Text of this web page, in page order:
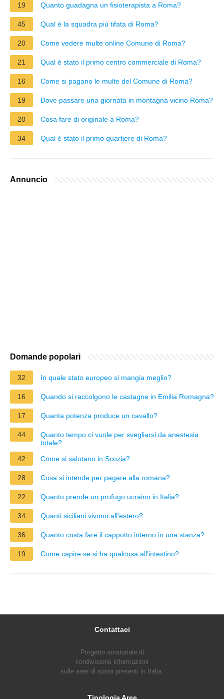
19 Quanto guadagna un fisioterapista a Roma?
45 Qual è la squadra più tifata di Roma?
20 Come vedere multe online Comune di Roma?
21 Qual è stato il primo centro commerciale di Roma?
16 Come si pagano le multe del Comune di Roma?
19 Dove passare una giornata in montagna vicino Roma?
20 Cosa fare di originale a Roma?
34 Qual è stato il primo quartiere di Roma?
Annuncio
Domande popolari
32 In quale stato europeo si mangia meglio?
16 Quando si raccolgono le castagne in Emilia Romagna?
17 Quanta potenza produce un cavallo?
44
Quanto tempo ci vuole per svegliarsi da anestesia
totale?
42
Come si salutano in Scozia?
28 Cosa si intende per pagare alla romana?
22 Quanto prende un profugo ucraino in Italia?
34 Quanti siciliani vivono all'estero?
36 Quanto costa fare il cappotto interno in una stanza?
19 Come capire se si ha qualcosa all'intestino?
Contattaci
Progetto amatoriale di
condivisione informazioni
sulle aree di sosta presenti in Italia.
Tipologia Aree